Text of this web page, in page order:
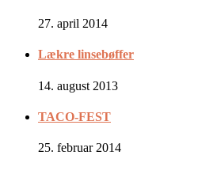
27. april 2014
Lækre linsebøffer
14. august 2013
TACO-FEST
25. februar 2014